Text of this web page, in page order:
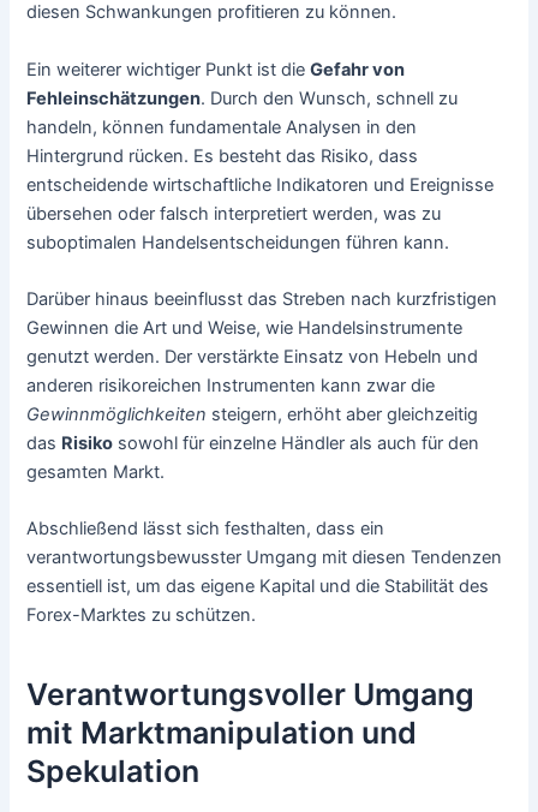
diesen Schwankungen profitieren zu können.
Ein weiterer wichtiger Punkt ist dieGefahr von
Fehleinschätzungen. Durch den Wunsch, schnell zu
handeln, können fundamentale Analysen in den
Hintergrund rücken. Es besteht das Risiko, dass
entscheidende wirtschaftliche Indikatoren und Ereignisse
übersehen oder falsch interpretiert werden, was zu
suboptimalen Handelsentscheidungen führen kann.
Darüber hinaus beeinflusst das Streben nach kurzfristigen
Gewinnen die Art und Weise, wie Handelsinstrumente
genutzt werden. Der verstärkte Einsatz von Hebeln und
anderen risikoreichen Instrumenten kann zwar die
Gewinnmöglichkeiten steigern, erhöht aber gleichzeitig
das Risiko sowohl für einzelne Händler als auch für den
gesamten Markt.
Abschließend lässt sich festhalten, dass ein
verantwortungsbewusster Umgang mit diesen Tendenzen
essentiell ist, um das eigene Kapital und die Stabilität des
Forex-Marktes zu schützen.
Verantwortungsvoller Umgang
mit Marktmanipulation und
Spekulation